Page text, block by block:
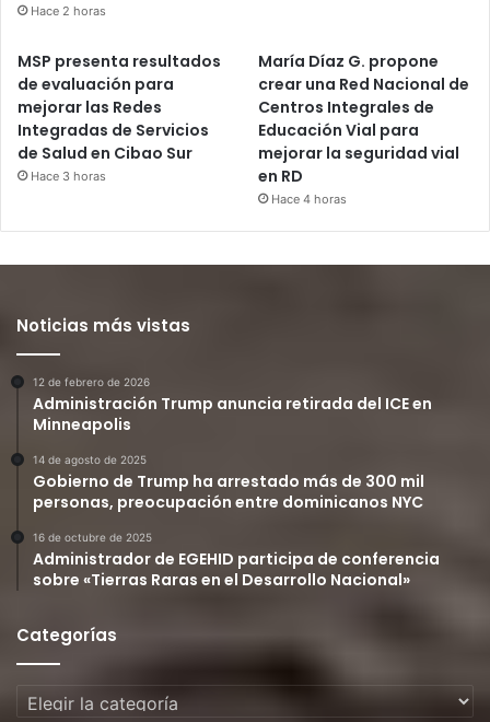
Hace 2 horas
MSP presenta resultados
de evaluación para
mejorar las Redes
Integradas de Servicios
de Salud en Cibao Sur
Hace 3 horas
María Díaz G. propone
crear una Red Nacional de
Centros Integrales de
Educación Vial para
mejorar la seguridad vial
en RD
Hace 4 horas
Noticias más vistas
12 de febrero de 2026
Administración Trump anuncia retirada del ICE en
Minneapolis
14 de agosto de 2025
Gobierno de Trump ha arrestado más de 300 mil
personas, preocupación entre dominicanos NYC
16 de octubre de 2025
Administrador de EGEHID participa de conferencia
sobre «Tierras Raras en el Desarrollo Nacional»
Categorías
Categorías